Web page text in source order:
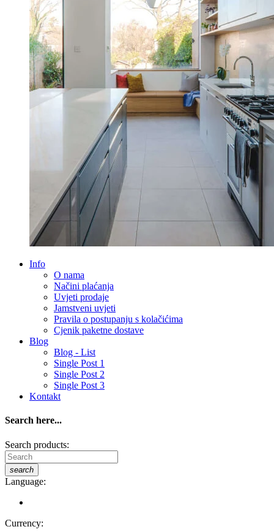
Info
O nama
Načini plaćanja
Uvjeti prodaje
Jamstveni uvjeti
Pravila o postupanju s kolačićima
Cjenik paketne dostave
Blog
Blog - List
Single Post 1
Single Post 2
Single Post 3
Kontakt
Search here...
Search products:
search
Language:
Currency: